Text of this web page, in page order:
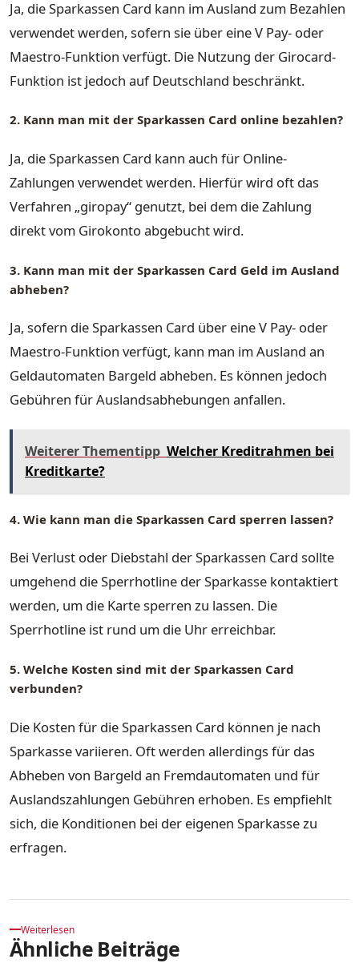
Ja, die Sparkassen Card kann im Ausland zum Bezahlen
verwendet werden, sofern sie über eine V Pay- oder
Maestro-Funktion verfügt. Die Nutzung der Girocard-
Funktion ist jedoch auf Deutschland beschränkt.
2. Kann man mit der Sparkassen Card online bezahlen?
Ja, die Sparkassen Card kann auch für Online-
Zahlungen verwendet werden. Hierfür wird oft das
Verfahren „giropay“ genutzt, bei dem die Zahlung
direkt vom Girokonto abgebucht wird.
3. Kann man mit der Sparkassen Card Geld im Ausland
abheben?
Ja, sofern die Sparkassen Card über eine V Pay- oder
Maestro-Funktion verfügt, kann man im Ausland an
Geldautomaten Bargeld abheben. Es können jedoch
Gebühren für Auslandsabhebungen anfallen.
Weiterer Thementipp Welcher Kreditrahmen bei
Kreditkarte?
4. Wie kann man die Sparkassen Card sperren lassen?
Bei Verlust oder Diebstahl der Sparkassen Card sollte
umgehend die Sperrhotline der Sparkasse kontaktiert
werden, um die Karte sperren zu lassen. Die
Sperrhotline ist rund um die Uhr erreichbar.
5. Welche Kosten sind mit der Sparkassen Card
verbunden?
Die Kosten für die Sparkassen Card können je nach
Sparkasse variieren. Oft werden allerdings für das
Abheben von Bargeld an Fremdautomaten und für
Auslandszahlungen Gebühren erhoben. Es empfiehlt
sich, die Konditionen bei der eigenen Sparkasse zu
erfragen.
Weiterlesen
Ähnliche Beiträge